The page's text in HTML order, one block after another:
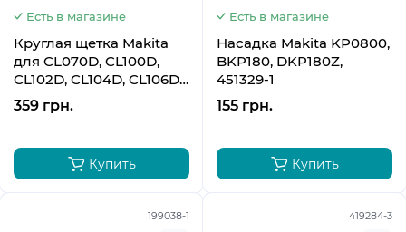
Есть в магазине
Круглая щетка Makita
для CL070D, CL100D,
CL102D, CL104D, CL106D,
CL183D, DCL180, DCL182,
DVC260, 198552-4
359 грн.
Купить
Есть в магазине
Насадка Makita KP0800,
BKP180, DKP180Z,
451329-1
155 грн.
Купить
199038-1 419284-3